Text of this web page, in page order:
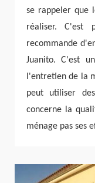
se rappeler que
réaliser. C'est
recommande
Juanito. C'est
l'entretien de la
peut utiliser
concerne la
ménage pas ses